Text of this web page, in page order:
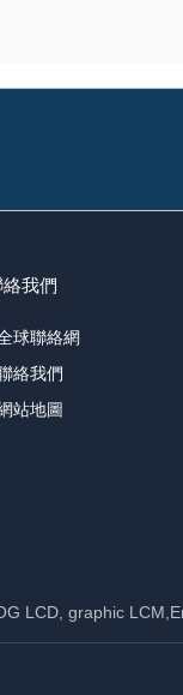
我們
球聯絡網
絡我們
站地圖
LCD, graphic